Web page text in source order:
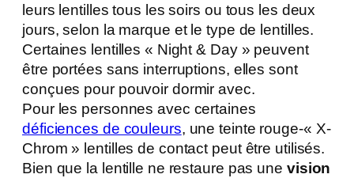
leurs lentilles tous les soirs ou tous les deux
jours, selon la marque et le type de lentilles.
Certaines lentilles « Night & Day » peuvent
être portées sans interruptions, elles sont
conçues pour pouvoir dormir avec.
Pour les personnes avec certaines
déficiences de couleurs, une teinte rouge-« X-
Chrom » lentilles de contact peut être utilisés.
Bien que la lentille ne restaure pas une vision